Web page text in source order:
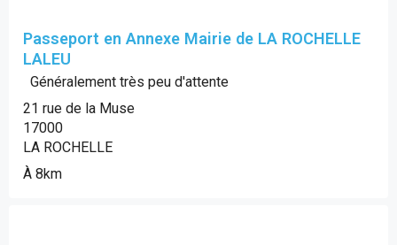
Passeport en Annexe Mairie de LA ROCHELLE
LALEU
Généralement très peu d'attente
21 rue de la Muse
17000
LA ROCHELLE
À 8km